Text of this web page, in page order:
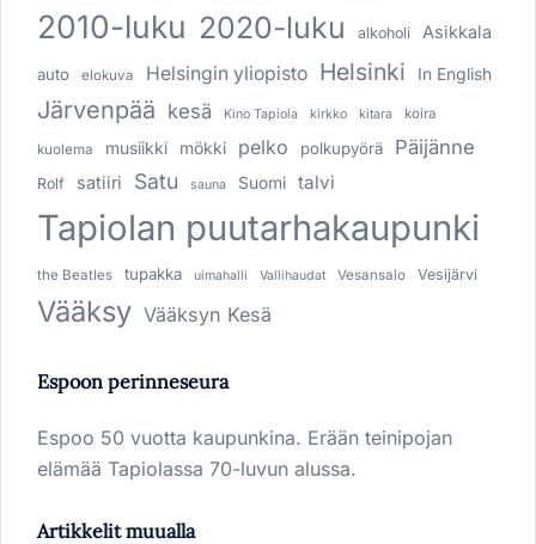
2010-luku 2020-luku alkoholi Asikkala
auto elokuva Helsingin yliopisto Helsinki In English
Järvenpää kesä Kino Tapiola kirkko kitara koira
kuolema musiikki mökki pelko polkupyörä Päijänne
Rolf satiiri Satu sauna Suomi talvi
Tapiolan puutarhakaupunki
the Beatles tupakka uimahalli Vallihaudat Vesansalo Vesijärvi
Vääksy Vääksyn Kesä
Espoon perinneseura
Espoo 50 vuotta kaupunkina. Erään teinipojan
elämää Tapiolassa 70-luvun alussa.
Artikkelit muualla